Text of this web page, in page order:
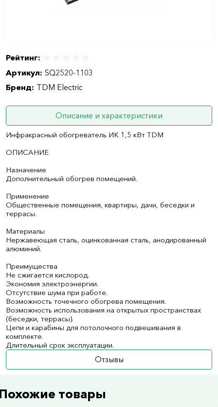
Рейтинг:
Артикул: SQ2520-1103
Бренд: TDM Electric
Описание и характеристики
Инфракрасный обогреватель ИК 1,5 кВт TDM
ОПИСАНИЕ
Назначение
Дополнительный обогрев помещений.
Применение
Общественные помещения, квартиры, дачи, беседки и
террасы.
Материалы
Нержавеющая сталь, оцинкованная сталь, анодированный
алюминий.
Преимущества
Не сжигается кислород.
Экономия электроэнергии.
Отсутствие шума при работе.
Возможность точечного обогрева помещения.
Возможность использования на открытых пространствах
(беседки, террасы).
Цепи и карабины для потолочного подвешивания в
комплекте.
Длительный срок эксплуатации.
Отзывы
товары